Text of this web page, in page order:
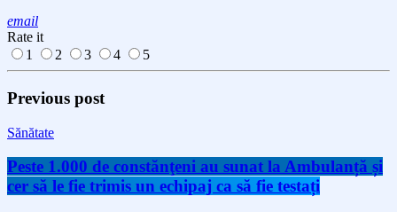
email
Rate it
1
2 3 4 5
Previous post
Sănătate
Peste 1.000 de constănţeni au sunat la Ambulanță și
cer să le fie trimis un echipaj ca să fie testați